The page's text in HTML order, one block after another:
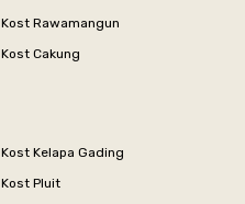
Kost Rawamangun
Kost Cakung
Kost Kelapa Gading
Kost Pluit